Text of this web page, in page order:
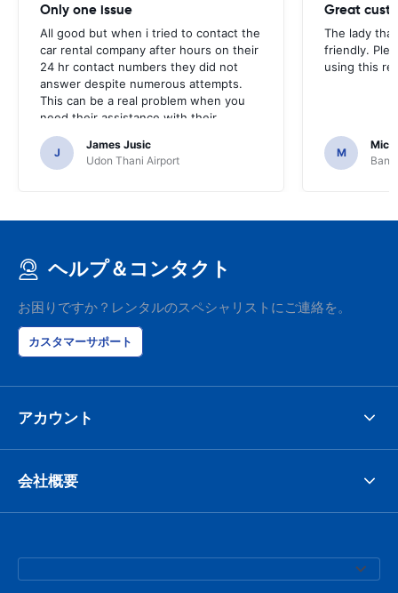
Only one issue
All good but when i tried to contact the
car rental company after hours on their
24 hr contact numbers they did not
answer despite numerous attempts.
This can be a real problem when you
need their assistance with their
services or car.
J
James Jusic
Udon Thani Airport
Great
The lady
friendly.
using this
M
ヘルプ＆コンタクト
お困りですか？レンタルのスペシャリストにご連絡を。
カスタマーサポート
アカウント
会社概要